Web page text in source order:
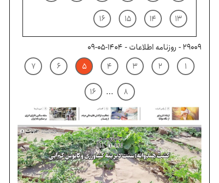
۱۳ ۱۴ ۱۵ ۱۶
29009 - روزنامه اطلاعات - ۱۴۰۴-۰۵-۰۹
۱
۲ ۳ ۴ ۵ ۶ ۷
۸ ... ۱۶